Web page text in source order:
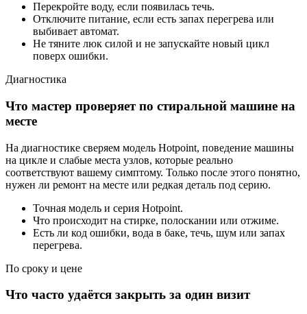
Перекройте воду, если появилась течь.
Отключите питание, если есть запах перегрева или
выбивает автомат.
Не тяните люк силой и не запускайте новый цикл
поверх ошибки.
Диагностика
Что мастер проверяет по стиральной машине на
месте
На диагностике сверяем модель Hotpoint, поведение машины
на цикле и слабые места узлов, которые реально
соответствуют вашему симптому. Только после этого понятно,
нужен ли ремонт на месте или редкая деталь под серию.
Точная модель и серия Hotpoint.
Что происходит на стирке, полоскании или отжиме.
Есть ли код ошибки, вода в баке, течь, шум или запах
перегрева.
По сроку и цене
Что часто удаётся закрыть за один визит